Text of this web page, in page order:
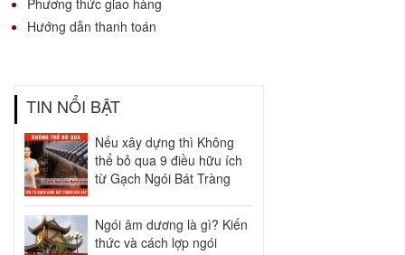
Phương thức giao hàng
Hướng dẫn thanh toán
TIN NỔI BẬT
Nếu xây dựng thì Không
thể bỏ qua 9 điều hữu ích
từ Gạch Ngói Bát Tràng
Ngói âm dương là gì? Kiến
thức và cách lợp ngói